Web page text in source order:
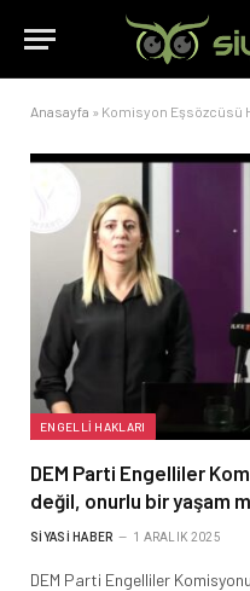
Anasayfa » Komisyon Eşsözcüsü
ENGELLI HAKLARI
DEM Parti Engelliler
değil, onurlu bir yaşam
SIYASI HABER 1 ARALIK 2025
DEM Parti Engelliler